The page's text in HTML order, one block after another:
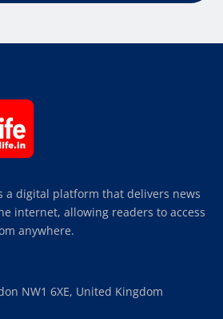
a digital platform that delivers news
internet, allowing readers to access
anywhere.
NW1 6XE, United Kingdom